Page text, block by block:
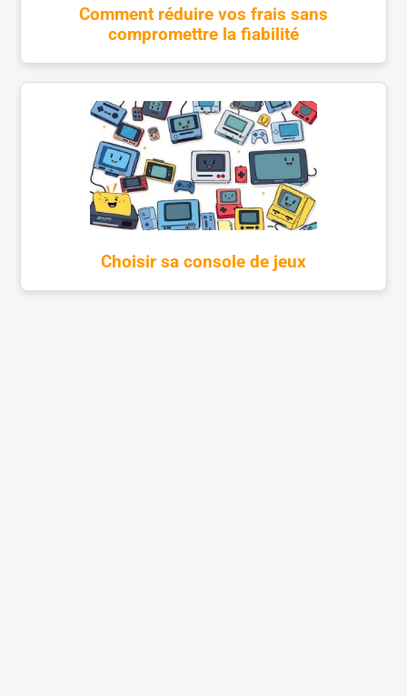
Comment réduire vos frais sans
compromettre la fiabilité
Choisir sa console de jeux